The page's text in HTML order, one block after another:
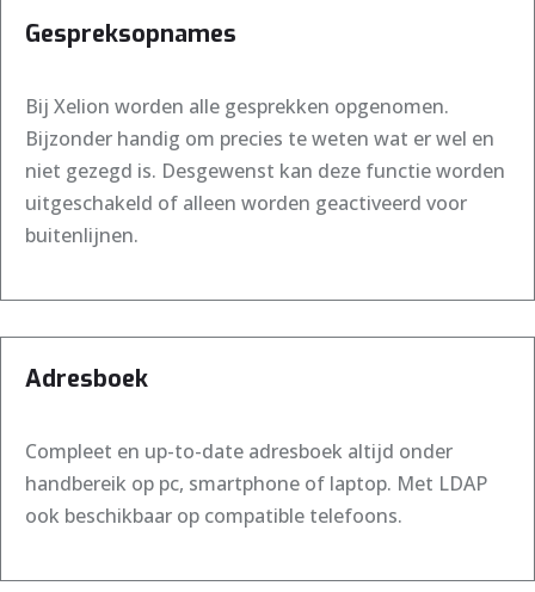
Gespreksopnames
Bij Xelion worden alle gesprekken opgenomen.
Bijzonder handig om precies te weten wat er wel en
niet gezegd is. Desgewenst kan deze functie worden
uitgeschakeld of alleen worden geactiveerd voor
buitenlijnen.
Adresboek
Compleet en up-to-date adresboek altijd onder
handbereik op pc, smartphone of laptop. Met LDAP
ook beschikbaar op compatible telefoons.